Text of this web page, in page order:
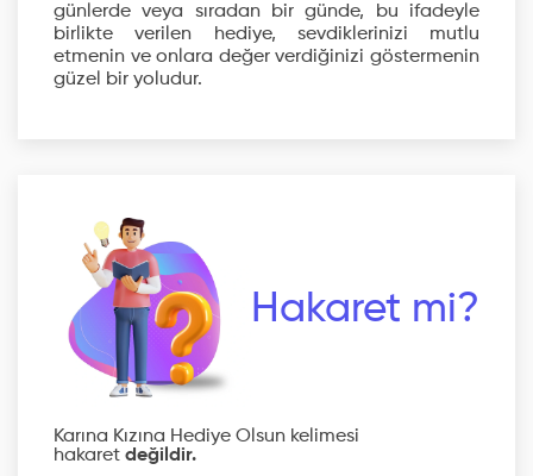
günlerde veya sıradan bir günde, bu ifadeyle
birlikte verilen hediye, sevdiklerinizi mutlu
etmenin ve onlara değer verdiğinizi göstermenin
güzel bir yoludur.
Hakaret mi?
Karına Kızına Hediye Olsun kelimesi
hakaret değildir.